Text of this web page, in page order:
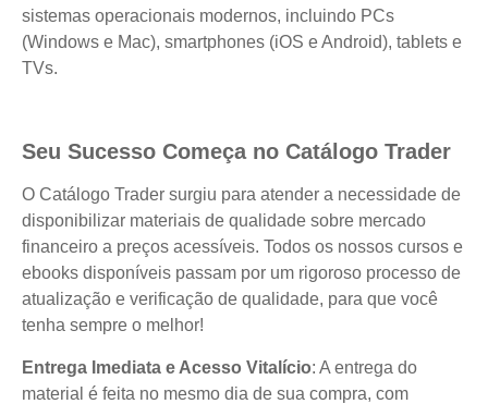
sistemas operacionais modernos, incluindo PCs
(Windows e Mac), smartphones (iOS e Android), tablets e
TVs.
Seu Sucesso Começa no Catálogo Trader
O Catálogo Trader surgiu para atender a necessidade de
disponibilizar materiais de qualidade sobre mercado
financeiro a preços acessíveis. Todos os nossos cursos e
ebooks disponíveis passam por um rigoroso processo de
atualização e verificação de qualidade, para que você
tenha sempre o melhor!
Entrega Imediata e Acesso Vitalício: A entrega do
material é feita no mesmo dia de sua compra, com